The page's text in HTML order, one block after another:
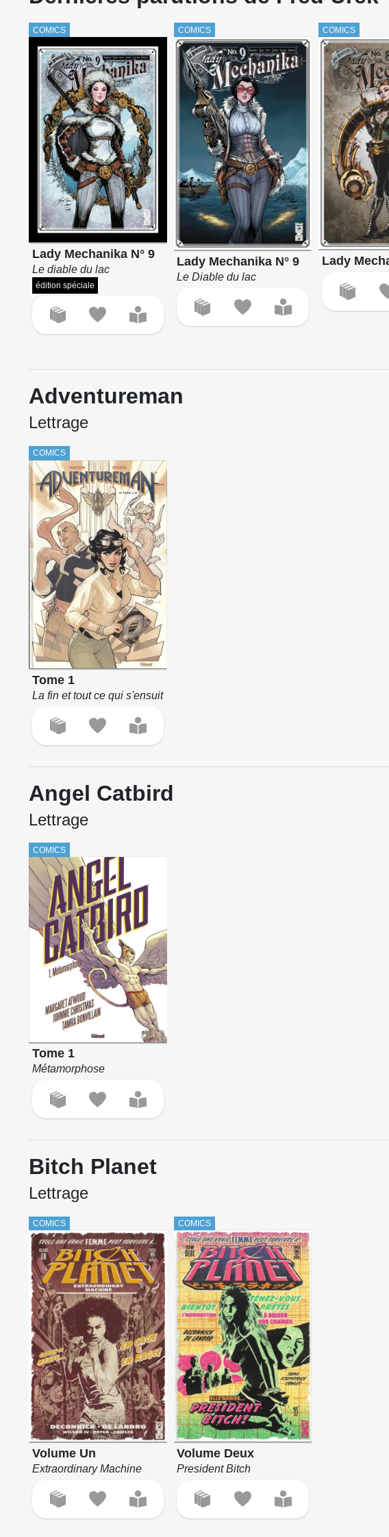
COMICS
Lady Mechanika N° 9
Le diable du lac
édition spéciale
COMICS
Lady Mechanika N° 9
Le Diable du lac
COMICS
Lady
Adventureman
Lettrage
COMICS
Tome 1
La fin et tout ce qui s'ensuit
Angel Catbird
Lettrage
COMICS
Tome 1
Métamorphose
Bitch Planet
Lettrage
COMICS
Volume Un
Extraordinary Machine
COMICS
Volume Deux
President Bitch